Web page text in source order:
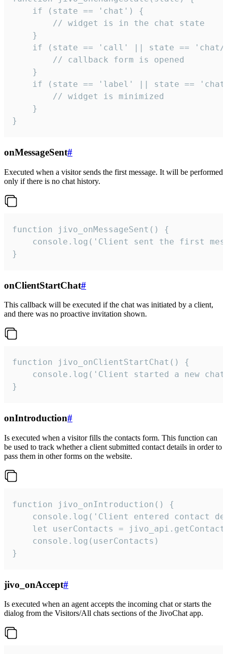
    if (state == 'chat') {
        // widget is in the chat state
    }
if (state == 'call' || state ==
        // callback form is opened
    }
if (state == 'label' || state ==
        // widget is minimized
    }
}
onMessageSent#
Executed when a visitor sends the first message. It will be performed
only if there is no chat history.
function jivo_onMessageSent() {
console.log('Client sent the first
}
onClientStartChat#
This callback will be executed if the chat was initiated by a client,
and there was no proactive invitation shown.
function jivo_onClientStartChat() {
console.log('Client started a new
}
onIntroduction#
Is executed when a visitor fills the contacts form. This function can
be used to track whether a client submitted contact details in order to
pass them in other forms on the website.
function jivo_onIntroduction() {
console.log('Client entered contact
let userContacts =
    console.log(userContacts)
}
jivo_onAccept#
Is executed when an agent accepts the incoming chat or starts the
dialog from the Visitors/All chats sections of the JivoChat app.